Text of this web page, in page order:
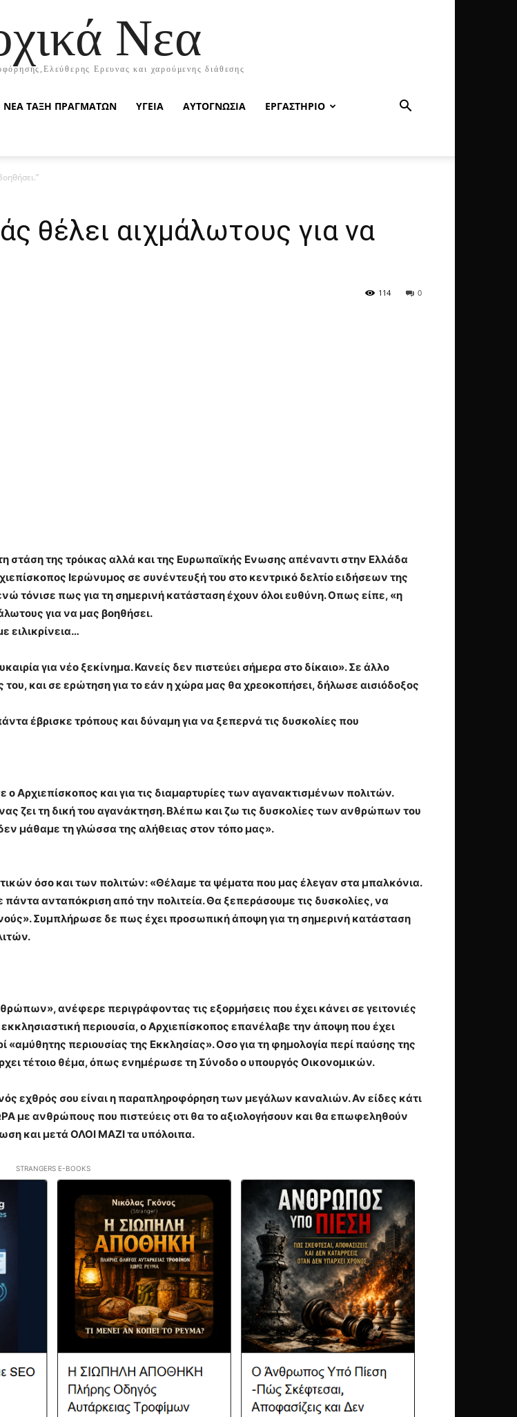
Νεα
Ερευνας και χαρούμενης διάθεσης
ΝΕΑ ΤΑΞΗ ΠΡΑΓΜΑΤΩΝ ΥΓΕΙΑ ΑΥΤΟΓΝΩΣΙΑ ΕΡΓΑΣΤΗΡΙΟ
θέλει αιχμάλωτους για να
0
114
στάση της τρόικας αλλά και της Ευρωπαϊκής Ενωσης απέναντι στην Ελλάδα
Ιερώνυμος σε συνέντευξή του στο κεντρικό δελτίο ειδήσεων της
τόνισε πως για τη σημερινή κατάσταση έχουν όλοι ευθύνη. Οπως είπε, «η
για να μας βοηθήσει.
ειλικρίνεια…
για νέο ξεκίνημα. Κανείς δεν πιστεύει σήμερα στο δίκαιο». Σε άλλο
του, και σε ερώτηση για το εάν η χώρα μας θα χρεοκοπήσει, δήλωσε αισιόδοξος
έβρισκε τρόπους και δύναμη για να ξεπερνά τις δυσκολίες που
Αρχιεπίσκοπος και για τις διαμαρτυρίες των αγανακτισμένων πολιτών.
ζει τη δική του αγανάκτηση. Βλέπω και ζω τις δυσκολίες των ανθρώπων του
μάθαμε τη γλώσσα της αλήθειας στον τόπο μας».
όσο και των πολιτών: «Θέλαμε τα ψέματα που μας έλεγαν στα μπαλκόνια.
ανταπόκριση από την πολιτεία. Θα ξεπεράσουμε τις δυσκολίες, να
Συμπλήρωσε δε πως έχει προσωπική άποψη για τη σημερινή κατάσταση
ανέφερε περιγράφοντας τις εξορμήσεις που έχει κάνει σε γειτονιές
περιουσία, ο Αρχιεπίσκοπος επανέλαβε την άποψη που έχει
«αμύθητης περιουσίας της Εκκλησίας». Οσο για τη φημολογία περί παύσης της
τέτοιο θέμα, όπως ενημέρωσε τη Σύνοδο ο υπουργός Οικονομικών.
εχθρός σου είναι η παραπληροφόρηση των μεγάλων καναλιών. Αν είδες κάτι
με ανθρώπους που πιστεύεις οτι θα το αξιολογήσουν και θα επωφεληθούν
και μετά ΟΛΟΙ ΜΑΖΙ τα υπόλοιπα.
STRANGERS E-BOOKS